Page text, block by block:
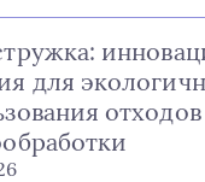
для
отходов